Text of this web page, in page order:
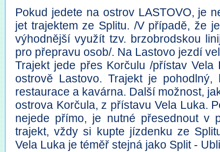
Pokud jedete na ostrov LASTOVO, je
jet trajektem ze Splitu. /V případě, že
výhodnější využít tzv. brzobrodskou
pro přepravu osob/. Na Lastovo jezdí
Trajekt jede přes Korčulu /přístav
ostrově Lastovo. Trajekt je
restaurace a kavárna. Další možnost,
ostrova Korčula, z přístavu Vela Luka.
nejede přímo, je nutné přesednout v
trajekt, vždy si kupte jízdenku ze
Vela Luka je téměř stejná jako Split -